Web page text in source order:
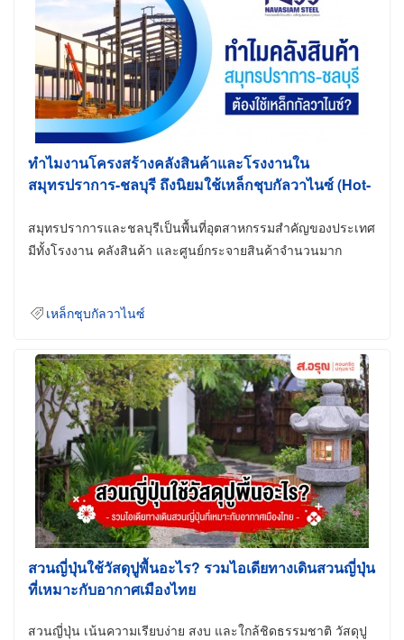
ทำไมงานโครงสร้างคลังสินค้าและโรงงานใน
สมุทรปราการ-ชลบุรี ถึงนิยมใช้เหล็กชุบกัลวาไนซ์ (Hot-
สมุทรปราการและชลบุรีเป็นพื้นที่อุตสาหกรรมสำคัญของประเทศ
มีทั้งโรงงาน คลังสินค้า และศูนย์กระจายสินค้าจำนวนมาก
เหล็กชุบกัลวาไนซ์
สวนญี่ปุ่นใช้วัสดุปูพื้นอะไร? รวมไอเดียทางเดินสวนญี่ปุ่น
ที่เหมาะกับอากาศเมืองไทย
สวนญี่ปุ่น เน้นความเรียบง่าย สงบ และใกล้ชิดธรรมชาติ วัสดุปู